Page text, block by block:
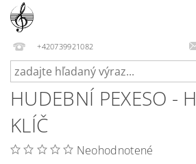
+420739921082
HUDEBNÍ PEXESO -
KLÍČ
Neohodnotené